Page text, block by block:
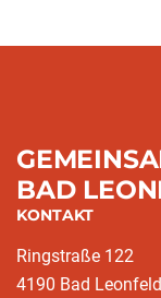
BAD
KONTAKT
Ringstraße 122
4190 Bad